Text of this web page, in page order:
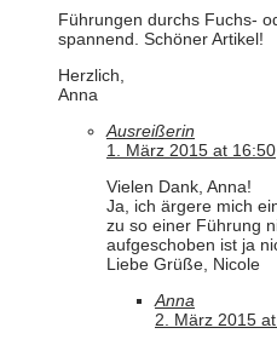
Führungen durchs Fuchs-
spannend. Schöner Artikel!
Herzlich,
Anna
Ausreißerin
1. März 2015 at 16:50
Vielen Dank, Anna!
Ja, ich ärgere mich
zu so einer Führung
aufgeschoben ist ja
Liebe Grüße, Nicole
Anna
2. März 2015